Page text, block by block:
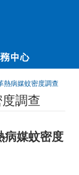
熱病媒蚊密度調查
調查
病媒蚊密度